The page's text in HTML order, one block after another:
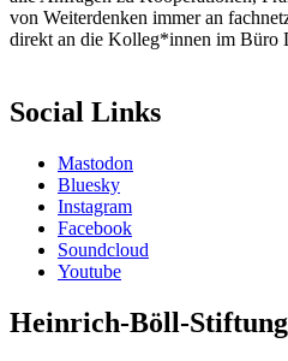
von Weiterdenken immer an
direkt an die Kolleg*innen im Büro
Social Links
Mastodon
Bluesky
Instagram
Facebook
Soundcloud
Youtube
Heinrich-Böll-